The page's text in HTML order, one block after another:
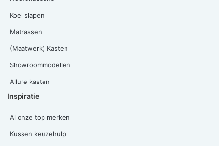
Koel slapen
Matrassen
(Maatwerk) Kasten
Showroommodellen
Allure kasten
Inspiratie
Al onze top merken
Kussen keuzehulp